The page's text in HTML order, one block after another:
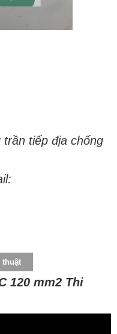
tiếp địa chống
thuật
120 mm2 Thi